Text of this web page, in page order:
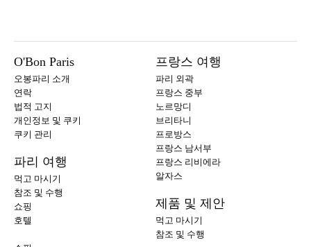
O'Bon Paris
오봉파리 소개
연락
법적 고지
개인정보 및 쿠키
쿠키 관리
파리 여행
먹고 마시기
참조 및 수행
쇼핑
호텔
프랑스 여행
파리 외곽
프랑스 중부
노르망디
브리타니
프로방스
프랑스 남서부
프랑스 리비에라
알자스
제품 및 제안
먹고 마시기
참조 및 수행